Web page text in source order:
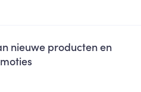
nieuwe producten en